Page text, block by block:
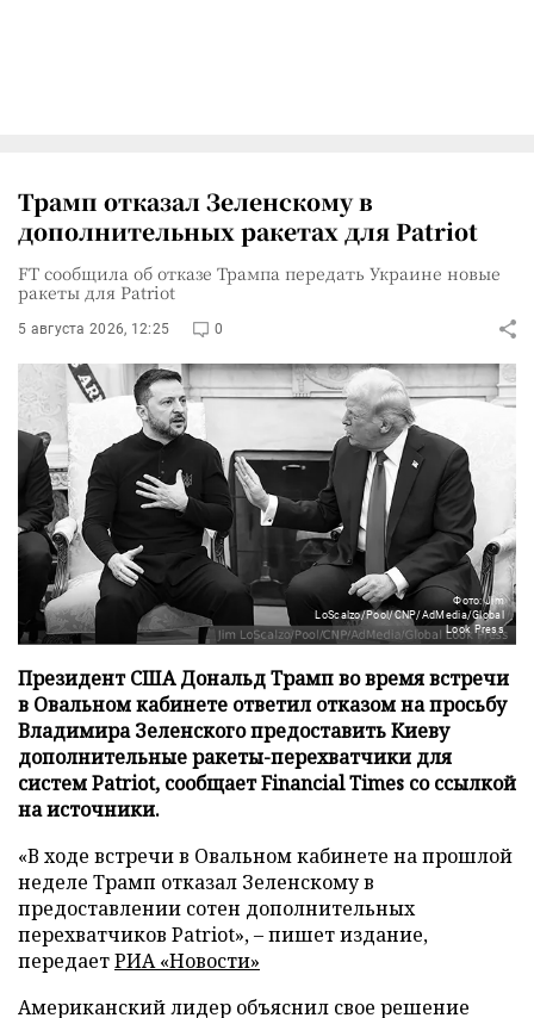
Трамп отказал Зеленскому в
дополнительных ракетах для Patriot
FT сообщила об отказе Трампа передать Украине новые
ракеты для Patriot
5 августа 2026, 12:25 0
Фото: Jim
LoScalzo/Pool/CNP/AdMedia/Global
Look Press
Президент США Дональд Трамп во время встречи
в Овальном кабинете ответил отказом на просьбу
Владимира Зеленского предоставить Киеву
дополнительные ракеты-перехватчики для
систем Patriot, сообщает Financial Times со ссылкой
на источники.
«В ходе встречи в Овальном кабинете на прошлой
неделе Трамп отказал Зеленскому в
предоставлении сотен дополнительных
перехватчиков Patriot», – пишет издание,
передаетРИА «Новости»
Американский лидер объяснил свое решение